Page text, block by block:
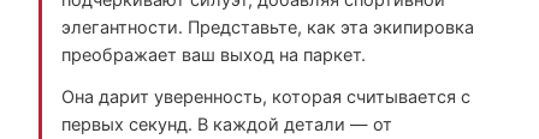
элегантности. Представьте, как эта экипировка
преображает ваш выход на паркет.
Она дарит уверенность, которая считывается с
первых секунд. В каждой детали — от